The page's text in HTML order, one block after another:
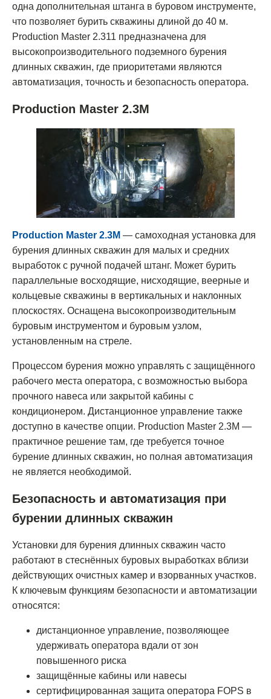
одна дополнительная штанга в буровом инструменте,
что позволяет бурить скважины длиной до 40 м.
Production Master 2.311 предназначена для
высокопроизводительного подземного бурения
длинных скважин, где приоритетами являются
автоматизация, точность и безопасность оператора.
Production Master 2.3M
Production Master 2.3M — самоходная установка для
бурения длинных скважин для малых и средних
выработок с ручной подачей штанг. Может бурить
параллельные восходящие, нисходящие, веерные и
кольцевые скважины в вертикальных и наклонных
плоскостях. Оснащена высокопроизводительным
буровым инструментом и буровым узлом,
установленным на стреле.
Процессом бурения можно управлять с защищённого
рабочего места оператора, с возможностью выбора
прочного навеса или закрытой кабины с
кондиционером. Дистанционное управление также
доступно в качестве опции. Production Master 2.3M —
практичное решение там, где требуется точное
бурение длинных скважин, но полная автоматизация
не является необходимой.
Безопасность и автоматизация при
бурении длинных скважин
Установки для бурения длинных скважин часто
работают в стеснённых буровых выработках вблизи
действующих очистных камер и взорванных участков.
К ключевым функциям безопасности и автоматизации
относятся:
дистанционное управление, позволяющее
удерживать оператора вдали от зон
повышенного риска
защищённые кабины или навесы
сертифицированная защита оператора FOPS в